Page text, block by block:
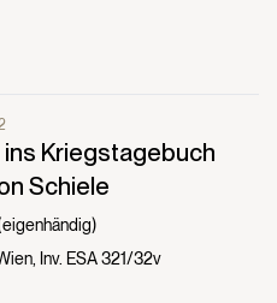
ins Kriegstagebuch
Schiele
Inv. ESA 321/32v